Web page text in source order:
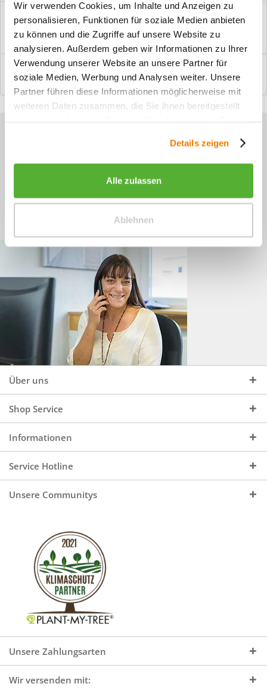
Wir verwenden Cookies, um Inhalte und Anzeigen zu
personalisieren, Funktionen für soziale Medien anbieten
zu können und die Zugriffe auf unsere Website zu
analysieren. Außerdem geben wir Informationen zu Ihrer
Verwendung unserer Website an unsere Partner für
soziale Medien, Werbung und Analysen weiter. Unsere
Partner führen diese Informationen möglicherweise mit
weiteren Daten zusammen, die Sie ihnen bereitgestellt
Details zeigen
Alle zulassen
Ablehnen
Windfangelemente online am Bildschirm konfigurieren und
einbaufertig bestellen. In wenigen...
Bewertungen
0
Bewertungen lesen, schreiben und diskutieren...mehr
Sie haben Fragen zu unseren
+49 (0)4244 965 34 04
Mo - Do, 09:00 - 16:00 Uhr
und Fr, 09:00 - 13:00 Uhr
Über uns
Shop Service
Informationen
Service Hotline
Unsere Communitys
Unsere Zahlungsarten
Wir versenden mit: